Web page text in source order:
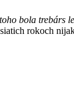
bola trebárs
rokoch